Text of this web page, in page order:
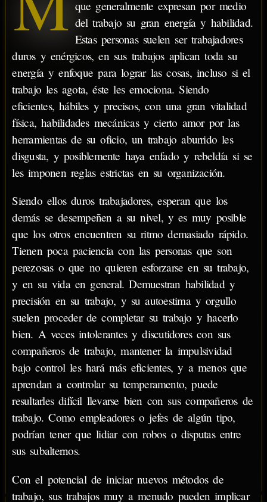
que generalmente expresan por medio
del trabajo su gran energía y habilidad.
Estas personas suelen ser trabajadores
duros y enérgicos, en sus trabajos aplican toda su
energía y enfoque para lograr las cosas, incluso si el
trabajo les agota, éste les emociona. Siendo
eficientes, hábiles y precisos, con una gran vitalidad
física, habilidades mecánicas y cierto amor por las
herramientas de su oficio, un trabajo aburrido les
disgusta, y posiblemente haya enfado y rebeldía si se
les imponen reglas estrictas en su organización.
Siendo ellos duros trabajadores, esperan que los
demás se desempeñen a su nivel, y es muy posible
que los otros encuentren su ritmo demasiado rápido.
Tienen poca paciencia con las personas que son
perezosas o que no quieren esforzarse en su trabajo,
y en su vida en general. Demuestran habilidad y
precisión en su trabajo, y su autoestima y orgullo
suelen proceder de completar su trabajo y hacerlo
bien. A veces intolerantes y discutidores con sus
compañeros de trabajo, mantener la impulsividad
bajo control les hará más eficientes, y a menos que
aprendan a controlar su temperamento, puede
resultarles difícil llevarse bien con sus compañeros de
trabajo. Como empleadores o jefes de algún tipo,
podrían tener que lidiar con robos o disputas entre
sus subalternos.
Con el potencial de iniciar nuevos métodos de
trabajo, sus trabajos muy a menudo pueden implicar